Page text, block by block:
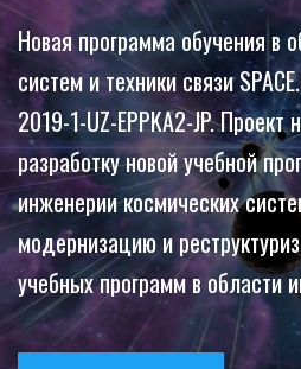
Новая программа обучения в
систем и техники связи
2019-1-UZ-EPPKA2-JP. Проект
разработку новой учебной
инженерии космических
модернизацию и
учебных программ в области
В настоящее время в
информационных
Хорезми есть возможность
по специальности «Системы
Ташкентском
университете имени Мирзо
по специальности
ресурсов аэрокосмическими